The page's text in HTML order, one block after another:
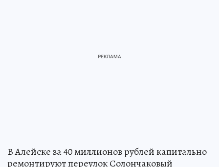
В Алейске за 40 миллионов рублей капитально
ремонтируют переулок Солончаковый